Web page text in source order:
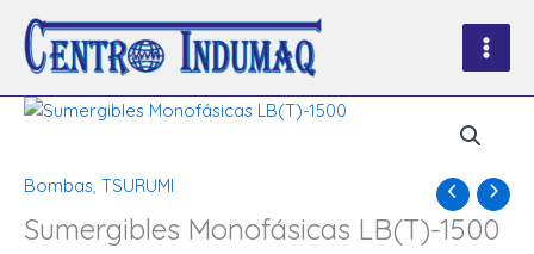
contenido
Bombas, TSURUMI
Sumergibles Monofásicas LB(T)-1500